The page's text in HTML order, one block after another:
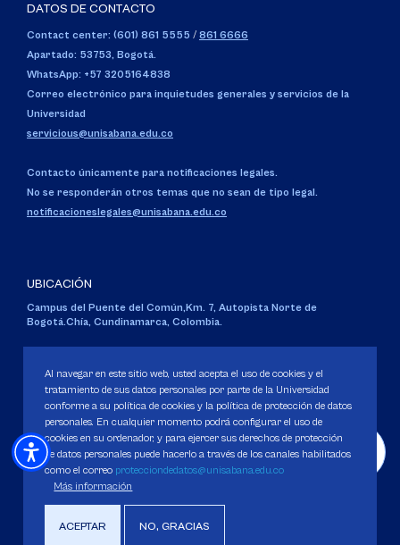
DATOS DE CONTACTO
Contact center: (601) 861 5555 / 861 6666
Apartado: 53753, Bogotá.
WhatsApp: +57 3205164838
Correo electrónico para inquietudes generales y servicios de la
Universidad
servicious@unisabana.edu.co
Contacto únicamente para notificaciones legales.
No se responderán otros temas que no sean de tipo legal.
notificacioneslegales@unisabana.edu.co
UBICACIÓN
Campus del Puente del Común,Km. 7, Autopista Norte de
Bogotá.Chía, Cundinamarca, Colombia.
Personería Jurídica:Resolución 130 del 14 de enero de 1980.
Ministerio de Educación Nacional.
Política de Protección de datos
Derechos Pecuniarios
Al navegar en este sitio web, usted acepta el uso de cookies y el
tratamiento de sus datos personales por parte de la Universidad
conforme a su política de cookies y la política de protección de datos
personales. En cualquier momento podrá configurar el uso de
cookies en su ordenador, y para ejercer sus derechos de protección
de datos personales puede hacerlo a través de los canales habilitados
como el correo protecciondedatos@unisabana.edu.co
Más información
ACEPTAR NO, GRACIAS